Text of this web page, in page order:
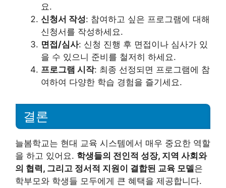
요.
신청서 작성: 참여하고 싶은 프로그램에 대해
신청서를 작성하세요.
면접/심사: 신청 진행 후 면접이나 심사가 있
을 수 있으니 준비를 철저히 하세요.
프로그램 시작: 최종 선정되면 프로그램에 참
여하여 다양한 학습 경험을 즐기세요.
결론
늘봄학교는 현대 교육 시스템에서 매우 중요한 역할
을 하고 있어요. 학생들의 전인적 성장, 지역 사회와
의 협력, 그리고 정서적 지원이 결합된 교육 모델은
학부모와 학생들 모두에게 큰 혜택을 제공합니다.